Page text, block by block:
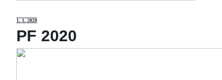
1. 1. 2020
PF 2020